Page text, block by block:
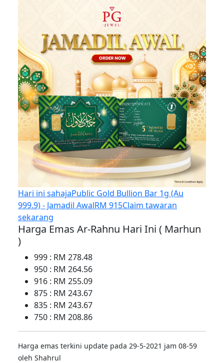
Hari ini sahajaPublic Gold Bullion Bar 1g (Au
999.9) - Jamadil AwalRM 915Claim tawaran
sekarang
Harga Emas Ar-Rahnu Hari Ini ( Marhun
)
999 : RM 278.48
950 : RM 264.56
916 : RM 255.09
875 : RM 243.67
835 : RM 243.67
750 : RM 208.86
Harga emas terkini update pada 29-5-2021 jam 08-59
oleh Shahrul